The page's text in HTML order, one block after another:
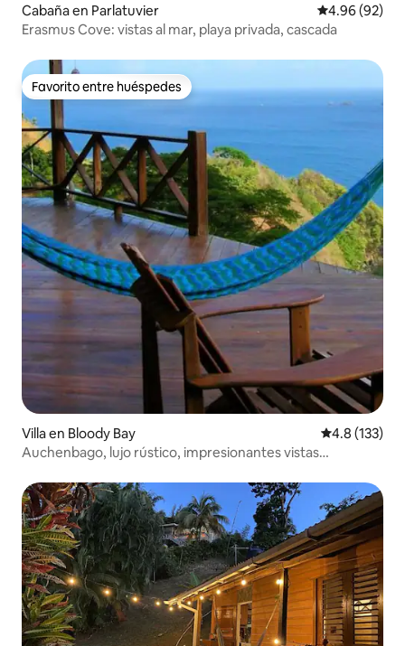
Cabaña en Parlatuvier Calificación
4.96 (92)
Erasmus Cove: vistas al mar, playa privada, cascada
Favorito entre huéspedes
Favorito entre huéspedes
Villa en Bloody Bay Calificación
4.8 (133)
Auchenbago, lujo rústico, impresionantes vistas